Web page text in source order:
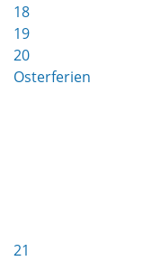
18
19
20
Osterferien
21